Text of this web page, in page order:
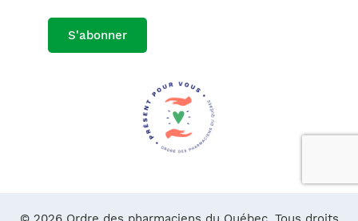
S'abonner